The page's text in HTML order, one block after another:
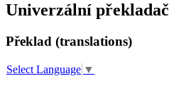
Univerzální překladač
Překlad (translations)
Select Language ▼